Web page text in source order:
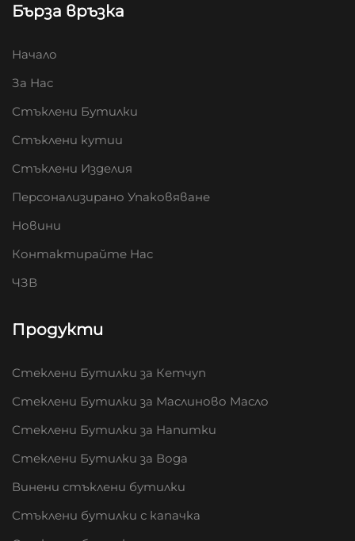
Бърза връзка
Начало
За Нас
Стъклени Бутилки
Стъклени кутии
Стъклени Изделия
Персонализирано Упаковяване
Новини
Контактирайте Нас
ЧЗВ
Продукти
Стеклени Бутилки за Кетчуп
Стеклени Бутилки за Маслиново Масло
Стеклени Бутилки за Напитки
Стеклени Бутилки за Вода
Винени стъклени бутилки
Стъклени бутилки с капачка